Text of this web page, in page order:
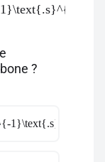
1}
?
1}\text{.s}^{-1}